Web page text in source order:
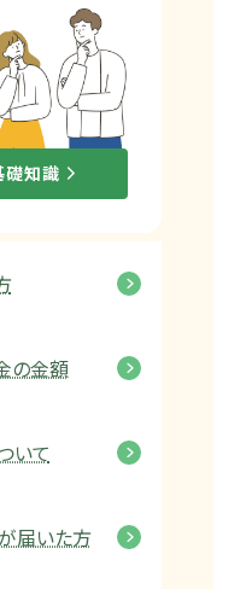
わせ
礎知識
の金額
いて
届いた方